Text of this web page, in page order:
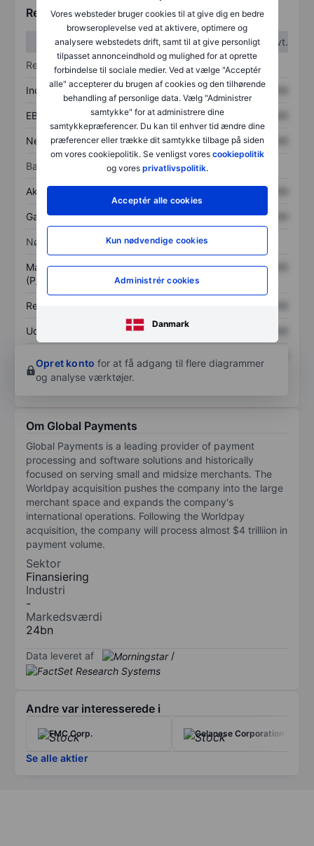
Vores websteder bruger cookies til at give dig en bedre
browseroplevelse ved at aktivere, optimere og
analysere webstedets drift, samt til at give personligt
tilpasset annonceindhold og mulighed for at oprette
forbindelse til sociale medier. Ved at vælge "Acceptér
alle" accepterer du brugen af cookies og den tilhørende
behandling af personlige data. Vælg "Administrer
samtykke" for at administrere dine
samtykkepræferencer. Du kan til enhver tid ændre dine
præferencer eller trække dit samtykke tilbage på siden
om vores cookiepolitik. Se venligst vores cookiepolitik
og vores privatlivspolitik.
Acceptér alle cookies
Kun nødvendige cookies
Administrér cookies
Danmark
Regnskabstal
1. kvt.
2. kvt.
Resultatopgørelse
Indtægter XXXXXXX XXXXXXX
EBITDA XXXXXXX
Nettoresultat XXXXXXX XXXXXXX
Balance
Aktiver i alt XXXXXXX
Gæld XXXXXXX XXXXXXX
Nøgletal
Markedsværdi/omsætning
(P/S)
XXXXXXX XXXXXXX
Resultat pr. aktie (EPS)
Udbytte pr. aktie XXXXXXX
Opret konto for at få adgang til flere diagrammer
og analyse værktøjer.
Om Global Payments
Global Payments is a leading provider of payment
processing and software solutions and historically
focused on serving small and midsize merchants. The
Worldpay acquisition pushes the company into the large
merchant space and expands the company's
international operations. Following the Worldpay
acquisition, the company will process almost $4 trilliion in
payment volume.
Sektor
Finansiering
Industri
-
Markedsværdi
24bn
Data leveret af /
Andre var interesserede i
FMC Corp. Celanese Corporation
Se alle aktier